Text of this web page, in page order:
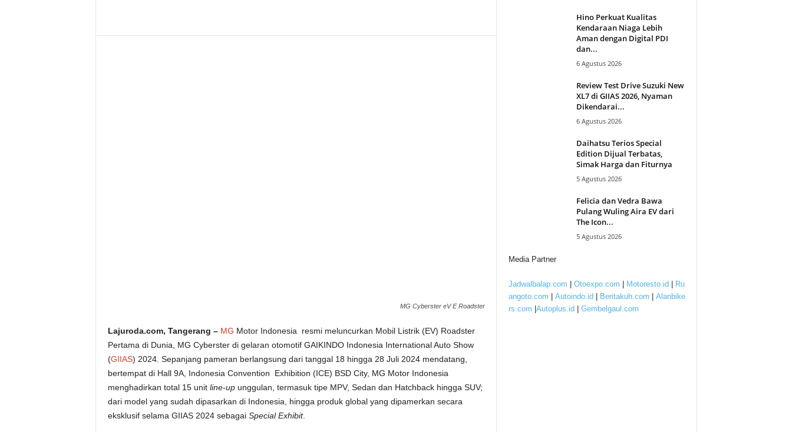
MG Cyberster eV E Roadster
Lajuroda.com, Tangerang –MG Motor Indonesia resmi meluncurkan Mobil Listrik (EV) Roadster
Pertama di Dunia, MG Cybersterdi gelaran otomotif GAIKINDO Indonesia International Auto Show
(GIIAS) 2024. Sepanjang pameran berlangsung dari tanggal 18 hingga 28 Juli 2024 mendatang,
bertempat di Hall 9A, Indonesia Convention Exhibition (ICE) BSD City, MG Motor Indonesia
menghadirkan total 15 unit line-upunggulan, termasuk tipe MPV, Sedan dan Hatchback hingga SUV;
dari model yang sudah dipasarkan di Indonesia, hingga produk global yang dipamerkan secara
eksklusif selama GIIAS 2024 sebagaiSpecial Exhibit.
Hino Perkuat Kualitas
Kendaraan Niaga Lebih
Aman dengan Digital PDI
dan...
6 Agustus 2026
Review Test Drive Suzuki New
XL7 di GIIAS 2026, Nyaman
Dikendarai...
6 Agustus 2026
Daihatsu Terios Special
Edition Dijual Terbatas,
Simak Harga dan Fiturnya
5 Agustus 2026
Felicia dan Vedra Bawa
Pulang Wuling Aira EV dari
The Icon...
5 Agustus 2026
Media Partner
Jadwalbalap.com Otoexpo.com Motoresto.id
Ru
angoto.com
Autoindo.id Beritakuh.com
Alanbike
rs.com Autoplus.id Gembelgaul.com